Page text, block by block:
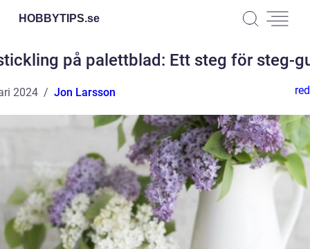
HOBBYTIPS.se
på palettblad: Ett steg för steg-
2024 Jon Larsson